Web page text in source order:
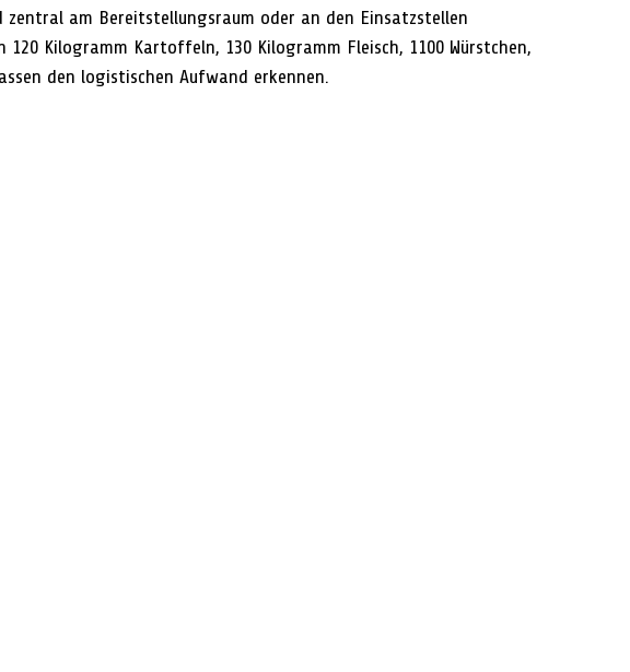
zentral am Bereitstellungsraum oder an den Einsatzstellen
120 Kilogramm Kartoffeln, 130 Kilogramm Fleisch, 1100 Würstchen,
den logistischen Aufwand erkennen.